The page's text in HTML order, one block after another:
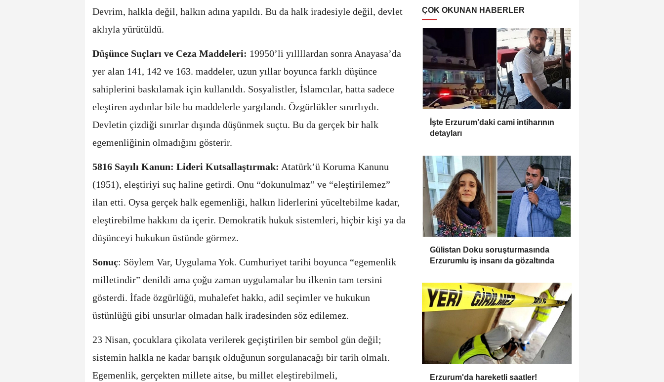
Devrim, halkla değil, halkın adına yapıldı. Bu da halk iradesiyle değil, devlet
aklıyla yürütüldü.
Düşünce Suçları ve Ceza Maddeleri: 19950’li yıllllardan sonra Anayasa’da
yer alan 141, 142 ve 163. maddeler, uzun yıllar boyunca farklı düşünce
sahiplerini baskılamak için kullanıldı. Sosyalistler, İslamcılar, hatta sadece
eleştiren aydınlar bile bu maddelerle yargılandı. Özgürlükler sınırlıydı.
Devletin çizdiği sınırlar dışında düşünmek suçtu. Bu da gerçek bir halk
egemenliğinin olmadığını gösterir.
5816 Sayılı Kanun: Lideri Kutsallaştırmak: Atatürk’ü Koruma Kanunu
(1951), eleştiriyi suç haline getirdi. Onu “dokunulmaz” ve “eleştirilemez”
ilan etti. Oysa gerçek halk egemenliği, halkın liderlerini yüceltebilme kadar,
eleştirebilme hakkını da içerir. Demokratik hukuk sistemleri, hiçbir kişi ya da
düşünceyi hukukun üstünde görmez.
Sonuç: Söylem Var, Uygulama Yok. Cumhuriyet tarihi boyunca “egemenlik
milletindir” denildi ama çoğu zaman uygulamalar bu ilkenin tam tersini
gösterdi. İfade özgürlüğü, muhalefet hakkı, adil seçimler ve hukukun
üstünlüğü gibi unsurlar olmadan halk iradesinden söz edilemez.
23 Nisan, çocuklara çikolata verilerek geçiştirilen bir sembol gün değil;
sistemin halkla ne kadar barışık olduğunun sorgulanacağı bir tarih olmalı.
Egemenlik, gerçekten millete aitse, bu millet eleştirebilmeli,
ÇOK OKUNAN HABERLER
İşte Erzurum'daki cami intiharının
detayları
Gülistan Doku soruşturmasında
Erzurumlu iş insanı da gözaltında
Erzurum'da hareketli saatler!